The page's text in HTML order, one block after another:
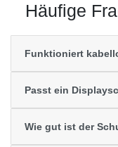
Häufige
Funktioniert
Passt ein
Wie gut ist der